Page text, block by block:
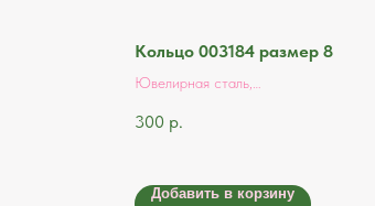
Кольцо 003184 размер 8
Ювелирная сталь,
300 р.
Добавить в корзину